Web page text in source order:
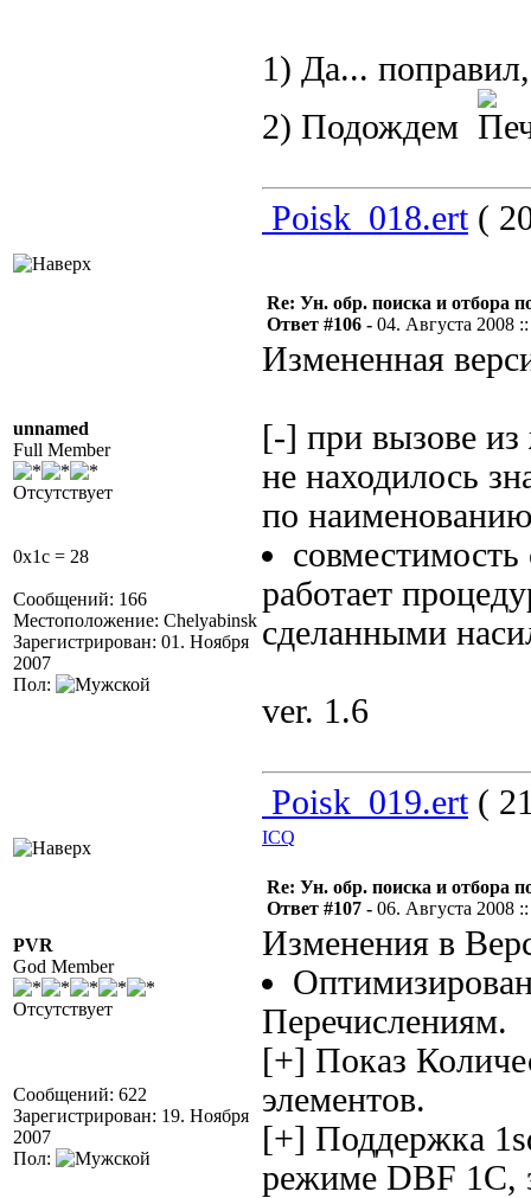
1) Да...
2) Подождем
Poisk_018.ert(
unnamed
Full Member
Отсутствует
0x1c = 28
Сообщений: 166
Местоположение: Chelyabinsk
Зарегистрирован: 01. Ноября
2007
Пол:
Re: Ун. обр. поиска и отбора
Ответ #106 - 04. Августа 2008
Измененная
[-] при вызове из
не находилось
по
работает
сделанными
ver. 1.6
Poisk_019.ert(
ICQ
PVR
God Member
Отсутствует
Сообщений: 622
Зарегистрирован: 19. Ноября
2007
Пол:
Re: Ун. обр. поиска и отбора
Ответ #107 - 06. Августа 2008
Изменения в
Перечислениям.
[+] Показ
элементов.
[+] Поддержка
режиме DBF 1С,